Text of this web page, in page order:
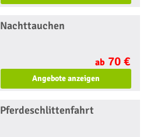
Nachttauchen
ab 70 €
Angebote anzeigen
Pferdeschlittenfahrt